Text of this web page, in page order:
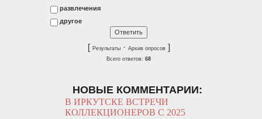
развлечения
другое
[ Результаты· Архив опросов]
Всего ответов: 68
НОВЫЕ КОММЕНТАРИИ:
В ИРКУТСКЕ ВСТРЕЧИ
КОЛЛЕКЦИОНЕРОВ С 2025